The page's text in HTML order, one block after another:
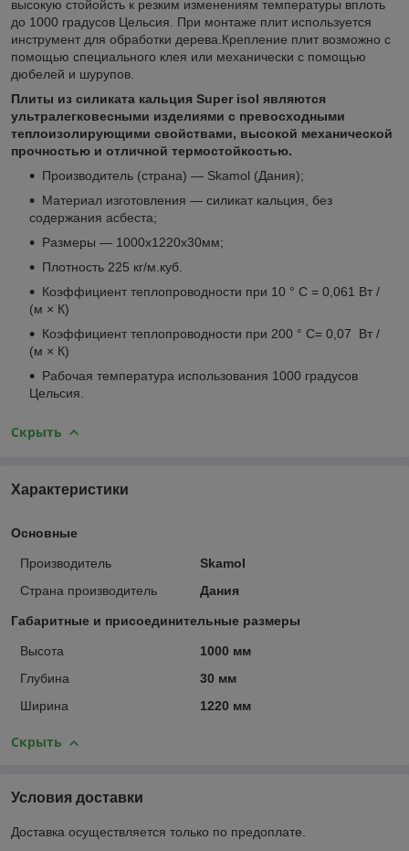
высокую стойойсть к резким изменениям температуры вплоть
до 1000 градусов Цельсия. При монтаже плит используется
инструмент для обработки дерева.Крепление плит возможно с
помощью специального клея или механически с помощью
дюбелей и шурупов.
Плиты из силиката кальция Super isol являются
ультралегковесными изделиями с превосходными
теплоизолирующими свойствами, высокой механической
прочностью и отличной термостойкостью.
Производитель (страна) — Skamol (Дания);
Материал изготовления — силикат кальция, без
содержания асбеста;
Размеры — 1000x1220x30мм;
Плотность 225 кг/м.куб.
Коэффициент теплопроводности при 10 ° C = 0,061 Вт /
(м × К)
Коэффициент теплопроводности при 200 ° C= 0,07 Вт /
(м × К)
Рабочая температура использования 1000 градусов
Цельсия.
Скрыть
Характеристики
Основные
Производитель
Skamol
Страна производитель
Дания
Габаритные и присоединительные размеры
Высота
1000 мм
Глубина
30 мм
Ширина
1220 мм
Скрыть
Условия доставки
Доставка осуществляется только по предоплате.